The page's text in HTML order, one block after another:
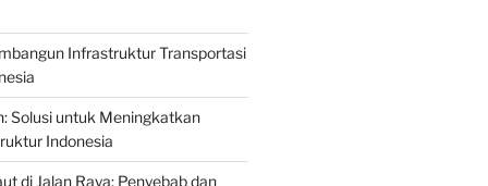
Infrastruktur Transportasi
Solusi untuk Meningkatkan
Indonesia
di Jalan Raya: Penyebab dan